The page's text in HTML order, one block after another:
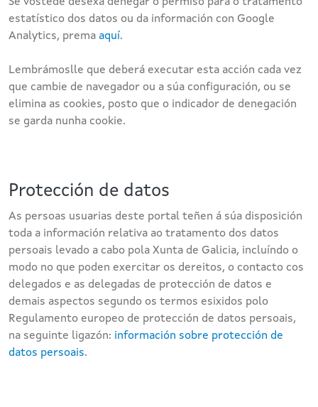
estatístico dos datos ou da información con Google
Analytics, prema aquí.
Lembrámoslle que deberá executar esta acción cada vez
que cambie de navegador ou a súa configuración, ou se
elimina as cookies, posto que o indicador de denegación
se garda nunha cookie.
Protección de datos
As persoas usuarias deste portal teñen á súa disposición
toda a información relativa ao tratamento dos datos
persoais levado a cabo pola Xunta de Galicia, incluíndo o
modo no que poden exercitar os dereitos, o contacto cos
delegados e as delegadas de protección de datos e
demais aspectos segundo os termos esixidos polo
Regulamento europeo de protección de datos persoais,
na seguinte ligazón: información sobre protección de
datos persoais.